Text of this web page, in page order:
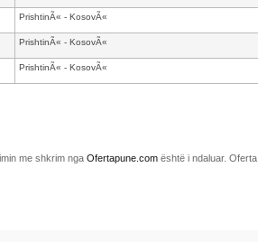
PrishtinÃ« - KosovÃ«
PrishtinÃ« - KosovÃ«
PrishtinÃ« - KosovÃ«
me shkrim nga Ofertapune.com është i ndaluar. Oferta